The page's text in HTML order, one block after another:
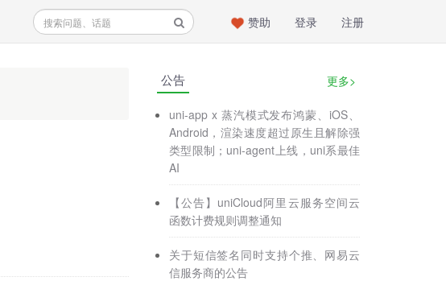
注册
登录
赞助
公告 更多>
uni-app x 蒸汽模式发布鸿蒙、iOS、
Android，渲染速度超过原生且解除强
类型限制；uni-agent上线，uni系最佳
AI
【公告】uniCloud阿里云服务空间云
函数计费规则调整通知
关于短信签名同时支持个推、网易云
信服务商的公告